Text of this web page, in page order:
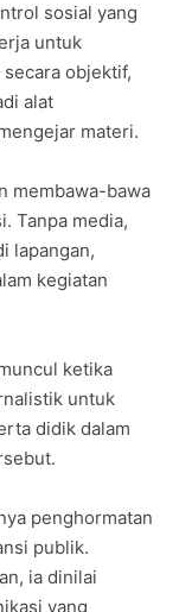
sosial yang
untuk
objektif,
alat
materi.
membawa-bawa
Tanpa media,
lapangan,
kegiatan
ketika
untuk
didik dalam
penghormatan
publik.
ia dinilai
yang